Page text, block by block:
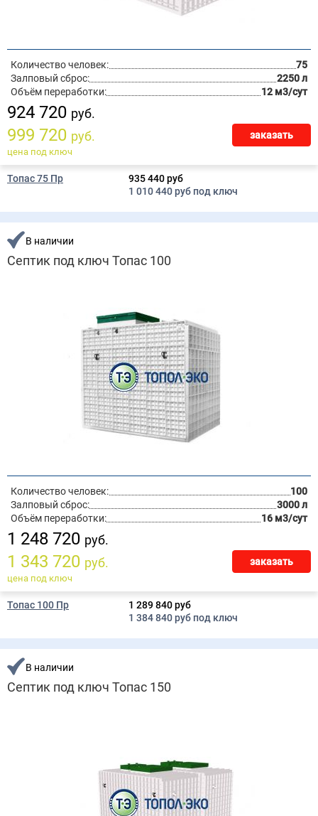
Количество человек:
75
Залповый сброс:
2250 л
Объём переработки:
12 м3/сут
924 720 руб.
999 720 руб. заказать
цена под ключ
Топас 75 Пр
935 440 руб
1 010 440 руб под ключ
В наличии
Септик под ключ Топас 100
Количество человек:
100
Залповый сброс:
3000 л
Объём переработки:
16 м3/сут
1 248 720 руб.
1 343 720 руб. заказать
цена под ключ
Топас 100 Пр
1 289 840 руб
1 384 840 руб под ключ
В наличии
Септик под ключ Топас 150